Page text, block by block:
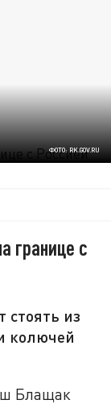
ФОТО: RK.GOV.RU
границе с
стоять из
колючей
Блащак